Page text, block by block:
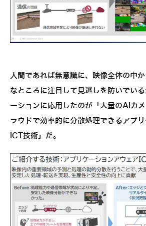
人間であれば無意識に、映像全体の中
なところに注目して見逃しを防いでい
ーションに応用したのが「大量のAIカ
ラウドで効率的に分散処理できるアプ
ICT技術」だ。